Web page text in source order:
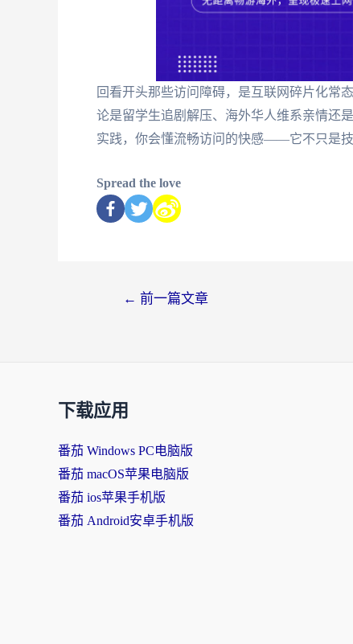
回看开头那些访问障碍，是互联网碎片化常
论是留学生追剧解压、海外华人维系亲情还
实践，你会懂流畅访问的快感——它不只是技
Spread the love
← 前一篇文章
下载应用
番茄 Windows PC电脑版
番茄 macOS苹果电脑版
番茄 ios苹果手机版
番茄 Android安卓手机版